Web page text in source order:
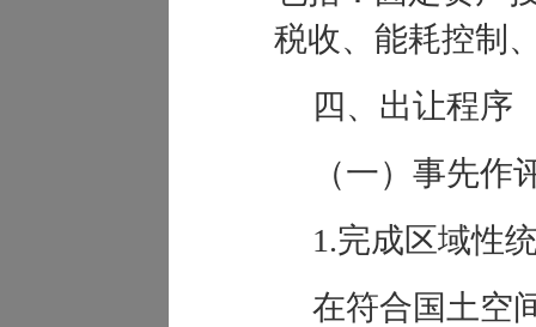
税收、能耗控制
四、出让程序
（一）事先作
1.完成区域性
在符合国土空